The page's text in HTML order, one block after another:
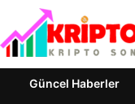
Güncel Haberler